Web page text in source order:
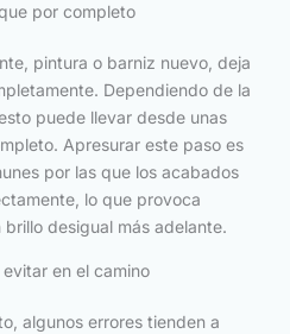
por completo
pintura o barniz nuevo, deja
Dependiendo de la
puede llevar desde unas
Apresurar este paso es
por las que los acabados
lo que provoca
desigual más adelante.
en el camino
algunos errores tienden a